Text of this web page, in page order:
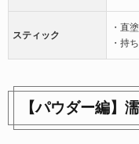
スティック
・直
・持
【パウダー編】